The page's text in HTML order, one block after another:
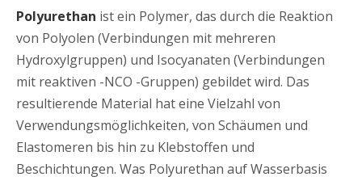
Polyurethan ist ein Polymer, das durch die Reaktion
von Polyolen (Verbindungen mit mehreren
Hydroxylgruppen) und Isocyanaten (Verbindungen
mit reaktiven -NCO -Gruppen) gebildet wird. Das
resultierende Material hat eine Vielzahl von
Verwendungsmöglichkeiten, von Schäumen und
Elastomeren bis hin zu Klebstoffen und
Beschichtungen. Was Polyurethan auf Wasserbasis